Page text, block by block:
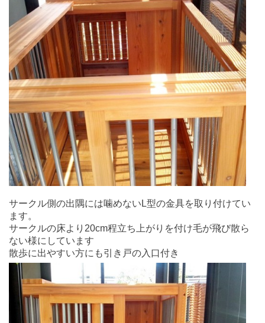
サークル側の出隅には噛めないL型の金具を取り付けてい
ます。
サークルの床より20cm程立ち上がりを付け毛が飛び散ら
ない様にしています
散歩に出やすい方にも引き戸の入口付き